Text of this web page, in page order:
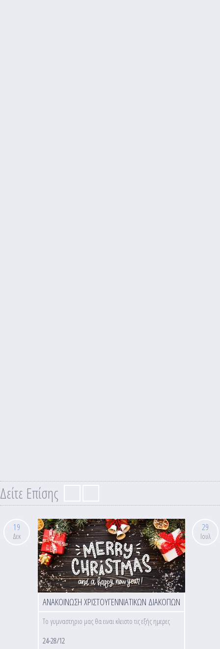
Δείτε Επίσης
19
Δεκ
ΑΝΑΚΟΙΝΩΣΗ ΧΡΙΣΤΟΥΓΕΝΝΙΑΤΙΚΩΝ ΔΙΑΚΟΠΩΝ
Το γυμναστηριο μας θα ειναι κλειστο τις εξής ημερες
24-28/12
29
Ιουλ